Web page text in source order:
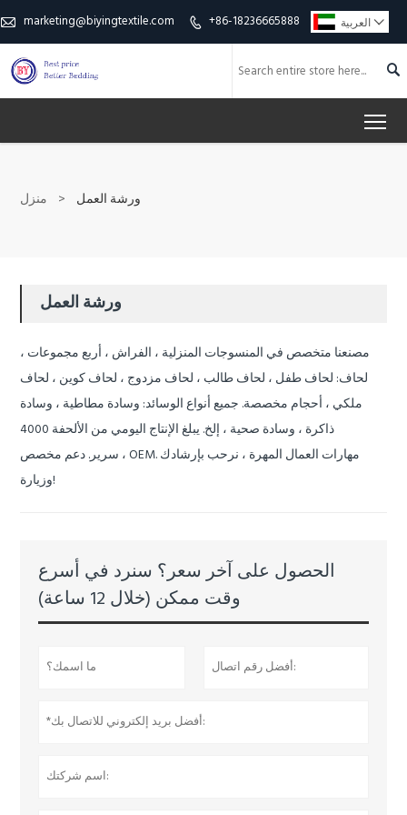
 marketing@biyingtextile.com  +86-18236665888 العربية 

منزل > ورشة العمل
ورشة العمل
مصنعنا متخصص في المنسوجات المنزلية ، الفراش ، أربع مجموعات ،
لحاف: لحاف طفل ، لحاف طالب ، لحاف مزدوج ، لحاف كوين ، لحاف
ملكي ، أحجام مخصصة. جميع أنواع الوسائد: وسادة مطاطية ، وسادة
ذاكرة ، وسادة صحية ، إلخ.
يبلغ الإنتاج اليومي من الألحفة 4000
سرير. دعم مخصص ، OEM.مهارات العمال المهرة ، نرحب بإرشادك
وزيارة!
الحصول على آخر سعر؟ سنرد في أسرع
وقت ممكن (خلال 12 ساعة)